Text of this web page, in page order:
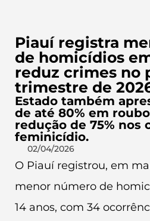
Piauí registra
de homicídios
reduz crimes no
trimestre de
Estado também
de até 80% em
redução de 75% nos
feminicídio.
02/04/2026
O Piauí registrou, em
menor número de
14 anos, com 34